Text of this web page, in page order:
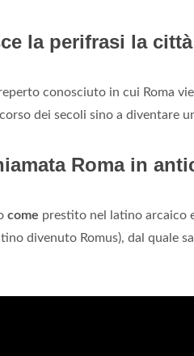
la perifrasi la
conosciuto in cui Roma
dei secoli sino a diventare
Roma in
come prestito nel latino arcaico
divenuto Romus), dal quale